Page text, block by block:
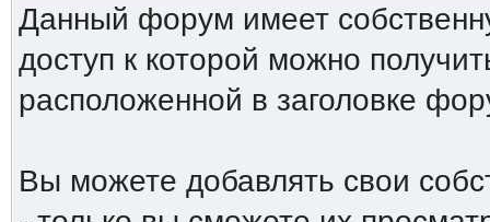
Данный форум имеет
доступ к которой можно
расположенной в заголовке
Вы можете добавлять свои